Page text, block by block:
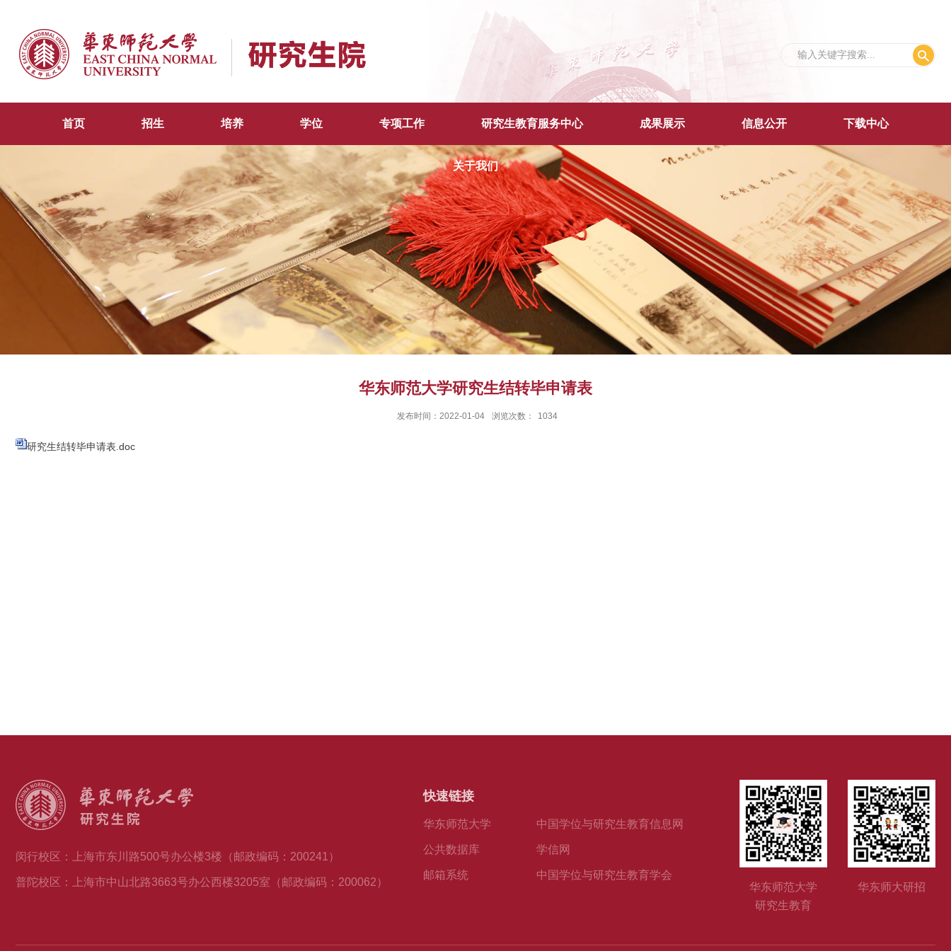
首页 招生 培养 学位 专项工作 研究生教育服务中心 成果展示 信息公开 下载中心
关于我们
华东师范大学研究生结转毕申请表
发布时间：2022-01-04 浏览次数： 1034
研究生结转毕申请表.doc
闵行校区：上海市东川路500号办公楼3楼（邮政编码：200241）
普陀校区：上海市中山北路3663号办公西楼3205室（邮政编码：200062）
快速链接
华东师范大学 中国学位与研究生教育信息网
公共数据库 学信网
邮箱系统
中国学位与研究生教育学会
华东师范大学
研究生教育
华东师大研招